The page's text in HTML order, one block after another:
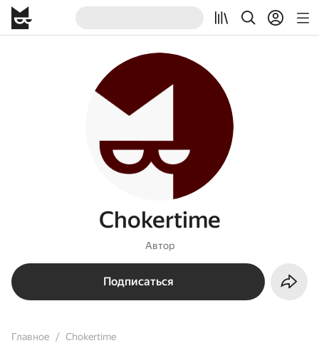
Chokertime
Автор
Подписаться
Главное Chokertime